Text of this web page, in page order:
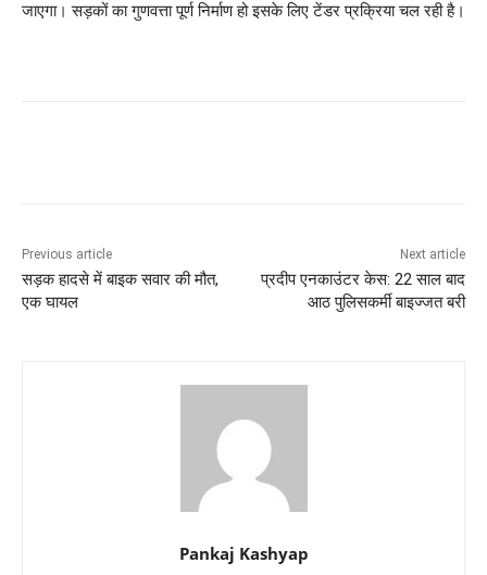
जाएगा। सड़कों का गुणवत्ता पूर्ण निर्माण हो इसके लिए टेंडर प्रक्रिया चल रही है।
Previous article
सड़क हादसे में बाइक सवार की मौत,
एक घायल
Next article
प्रदीप एनकाउंटर केस: 22 साल बाद
आठ पुलिसकर्मी बाइज्जत बरी
Pankaj Kashyap